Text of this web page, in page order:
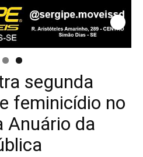
segunda
feminicídio no
Anuário da